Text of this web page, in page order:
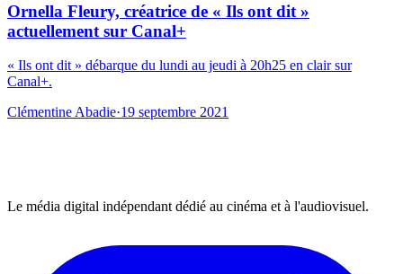
Ornella Fleury, créatrice de « Ils ont dit »
actuellement sur Canal+
« Ils ont dit » débarque du lundi au jeudi à 20h25 en clair sur
Canal+.
Clémentine Abadie·19 septembre 2021
Le média digital indépendant dédié au cinéma et à l'audiovisuel.